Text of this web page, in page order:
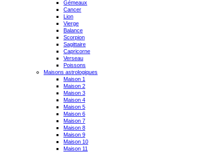
Gémeaux
Cancer
Lion
Vierge
Balance
Scorpion
Sagittaire
Capricorne
Verseau
Poissons
Maisons astrologiques
Maison 1
Maison 2
Maison 3
Maison 4
Maison 5
Maison 6
Maison 7
Maison 8
Maison 9
Maison 10
Maison 11